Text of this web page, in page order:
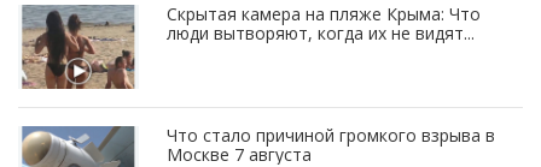
Скрытая камера на пляже Крыма: Что
люди вытворяют, когда их не видят...
Что стало причиной громкого взрыва в
Москве 7 августа